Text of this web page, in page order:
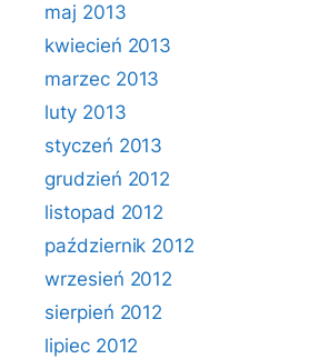
maj 2013
kwiecień 2013
marzec 2013
luty 2013
styczeń 2013
grudzień 2012
listopad 2012
październik 2012
wrzesień 2012
sierpień 2012
lipiec 2012